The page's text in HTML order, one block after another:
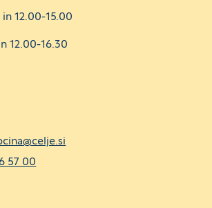
12.00-15.00
12.00-16.30
57 00